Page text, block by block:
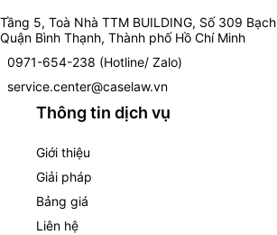
Tầng 5, Toà Nhà TTM BUILDING, Số 309
Quận Bình Thạnh, Thành phố Hồ Chí Minh
0971-654-238 (Hotline/ Zalo)
service.center@caselaw.vn
Thông tin dịch vụ
Giới thiệu
Giải pháp
Bảng giá
Liên hệ